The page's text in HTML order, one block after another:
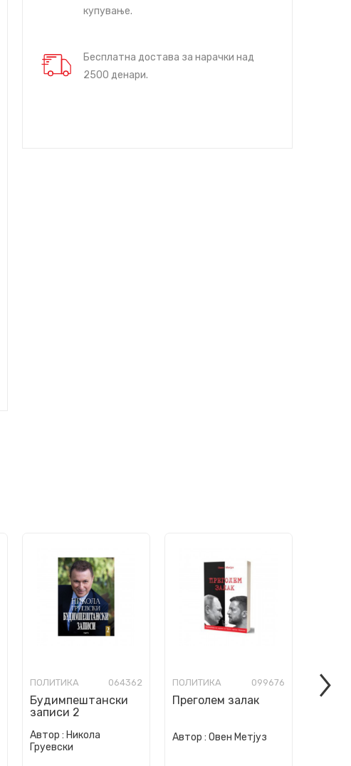
купување.
Бесплатна достава за нарачки над
2500 денари.
ПОЛИТИКА 064362
Будимпештански
записи 2
Автор : Никола
Груевски
ПОЛИТИКА 099676
Преголем залак
Автор : Овен Метјуз